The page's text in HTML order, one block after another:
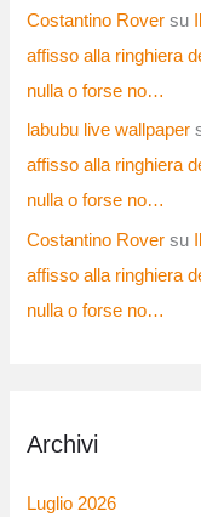
Costantino Rover su
affisso alla ringhiera
nulla o forse no…
labubu live wallpaper
affisso alla ringhiera
nulla o forse no…
Costantino Rover su
affisso alla ringhiera
nulla o forse no…
Archivi
Luglio 2026